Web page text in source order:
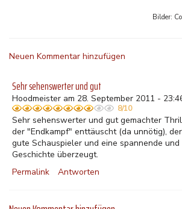
Bilder:
Neuen Kommentar hinzufügen
Sehr sehenswerter und gut
Hoodmeister am 28. September 2011 -
8/10
Sehr sehenswerter und gut gemachter
der "Endkampf" enttäuscht (da unnötig),
gute Schauspieler und eine spannende
Geschichte überzeugt.
Permalink
Antworten